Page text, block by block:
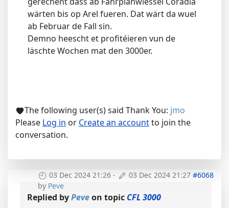
wärten bis op Arel fueren. Dat wärt da wuel
ab Februar de Fall sin.
Demno heescht et profitéieren vun de
läschte Wochen mat den 3000er.
The following user(s) said Thank You: jmo
Please Log in or Create an accountto join the
conversation.
03 Dec 2024 21:26 - 03 Dec 2024 21:27 #6068
by Peve
Replied byPeveon topic CFL 3000